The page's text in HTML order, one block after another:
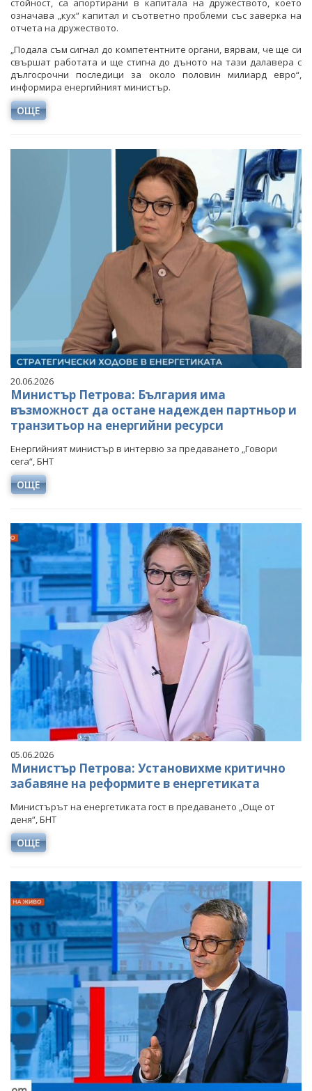
стойност, са апортирани в капитала на дружеството, което
означава „кух“ капитал и съответно проблеми със заверка на
отчета на дружеството.
„Подала съм сигнал до компетентните органи, вярвам, че ще си
свършат работата и ще стигна до дъното на тази далавера с
дългосрочни последици за около половин милиард евро“,
информира енергийният министър.
ОЩЕ
20.06.2026
Министър Петрова: България има
възможност да остане надежден партньор и
транзитьор на енергийни ресурси
Енергийният министър в интервю за предаването „Говори
сега“, БНТ
ОЩЕ
05.06.2026
Министър Петрова: Установихме критично
забавяне на реформите в енергетиката
Министърът на енергетиката гост в предаването „Още от
деня“, БНТ
ОЩЕ